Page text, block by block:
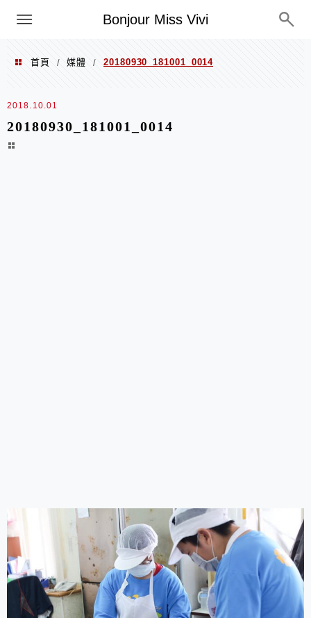
Bonjour Miss Vivi
選單
首頁 / 媒體 / 20180930_181001_0014
2018.10.01
20180930_181001_0014